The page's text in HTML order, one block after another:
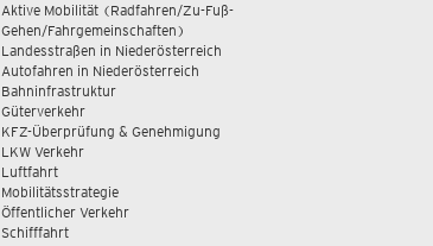
Aktive Mobilität (Radfahren/Zu-Fuß-
Gehen/Fahrgemeinschaften)
Landesstraßen in Niederösterreich
Autofahren in Niederösterreich
Bahninfrastruktur
Güterverkehr
KFZ-Überprüfung & Genehmigung
LKW Verkehr
Luftfahrt
Mobilitätsstrategie
Öffentlicher Verkehr
Schifffahrt